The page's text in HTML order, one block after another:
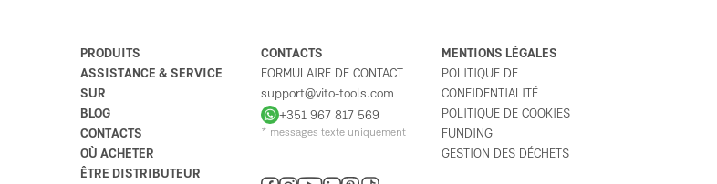
PRODUITS
ASSISTANCE & SERVICE
SUR
BLOG
CONTACTS
OÙ ACHETER
ÊTRE DISTRIBUTEUR
CONTACTS
FORMULAIRE DE CONTACT
support@vito-tools.com
+351 967 817 569
* messages texte uniquement
MENTIONS LÉGALES
POLITIQUE DE
CONFIDENTIALITÉ
POLITIQUE DE COOKIES
FUNDING
GESTION DES DÉCHETS